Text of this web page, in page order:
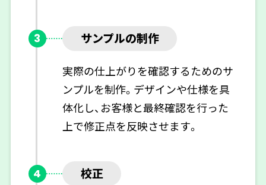
3 サンプルの制作
実際の仕上がりを確認するためのサ
ンプルを制作。デザインや仕様を具
体化し、お客様と最終確認を行った
上で修正点を反映させます。
4 校正